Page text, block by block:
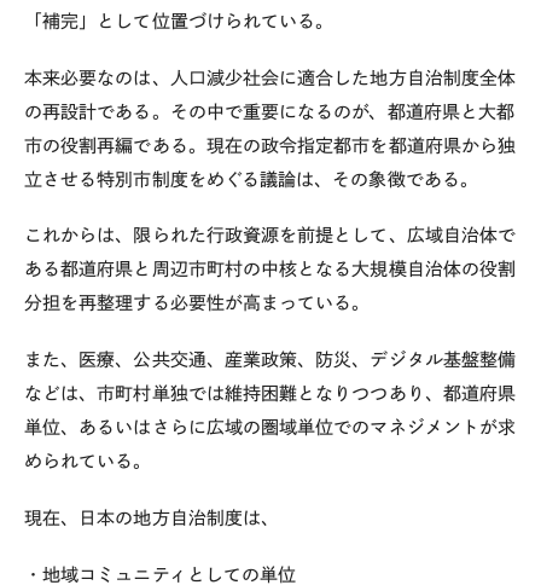
「補完」として位置づけられている。
本来必要なのは、人口減少社会に適合した地方自治制度全体
の再設計である。その中で重要になるのが、都道府県と大都
市の役割再編である。現在の政令指定都市を都道府県から独
立させる特別市制度をめぐる議論は、その象徴である。
これからは、限られた行政資源を前提として、広域自治体で
ある都道府県と周辺市町村の中核となる大規模自治体の役割
分担を再整理する必要性が高まっている。
また、医療、公共交通、産業政策、防災、デジタル基盤整備
などは、市町村単独では維持困難となりつつあり、都道府県
単位、あるいはさらに広域の圏域単位でのマネジメントが求
められている。
現在、日本の地方自治制度は、
・地域コミュニティとしての単位